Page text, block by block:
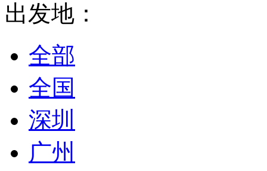
出发地：
全部
全国
深圳
广州